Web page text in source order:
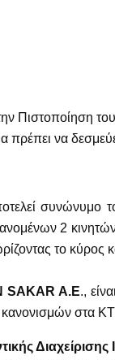
Πιστοποίηση του
πρέπει να
συνώνυμο
2
το κύρος
SAKAR A.E.,
στα
Διαχείρισης